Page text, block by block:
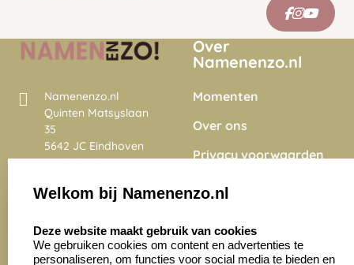
Namenenzo.nl
Quinten Matsyslaan
35
5642 JC Eindhoven
Nederland
4028 beoordelingen
Over
Namenenzo.nl
Momenten
Over ons
Privacy voorwaarden
Onze vacatures
Welkom bij Namenenzo.nl
Deze website maakt gebruik van cookies
We gebruiken cookies om content en advertenties te
personaliseren, om functies voor social media te bieden en